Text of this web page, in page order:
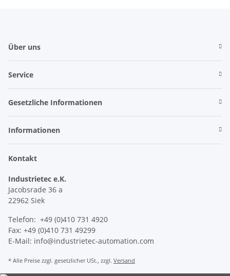
Über uns
Service
Gesetzliche Informationen
Informationen
Kontakt
Industrietec e.K.
Jacobsrade 36 a
22962 Siek
Telefon: +49 (0)410 731 4920
Fax: +49 (0)410 731 49299
E-Mail: info@industrietec-automation.com
* Alle Preise zzgl. gesetzlicher USt., zzgl. Versand